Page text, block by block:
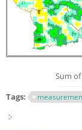
Sum
Tags: